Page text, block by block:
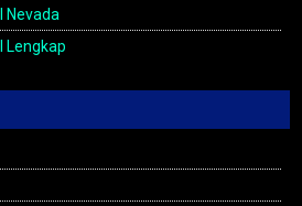
Nevada
Lengkap